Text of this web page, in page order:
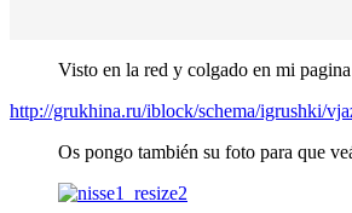
Visto en la red y colgado en mi
http://grukhina.ru/iblock/schema/igrushki/
Os pongo también su foto para que